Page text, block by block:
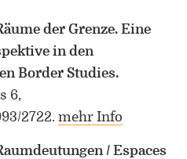
der Grenze. Eine
in den
Border Studies.
6,
2722. mehr Info
/ Espaces